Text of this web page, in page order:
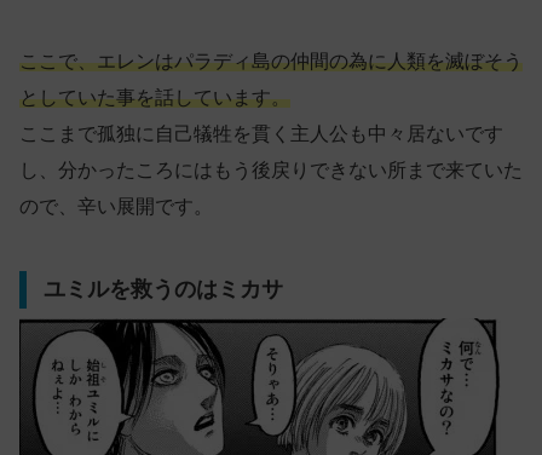
ここで、エレンはパラディ島の仲間の為に人類を滅ぼそう
としていた事を話しています。
ここまで孤独に自己犠牲を貫く主人公も中々居ないです
し、分かったころにはもう後戻りできない所まで来ていた
ので、辛い展開です。
ユミルを救うのはミカサ